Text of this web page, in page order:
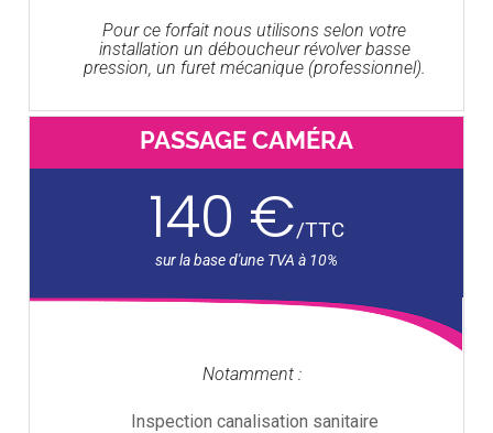
Pour ce forfait nous utilisons selon votre
installation un déboucheur révolver basse
pression, un furet mécanique (professionnel).
PASSAGE CAMÉRA
140 €/TTC
Notamment :
Inspection canalisation sanitaire